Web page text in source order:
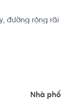
đường rộng rãi
có nhiều tiện
Nhà phố